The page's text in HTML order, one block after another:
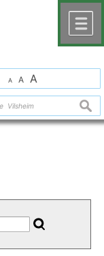
A A A